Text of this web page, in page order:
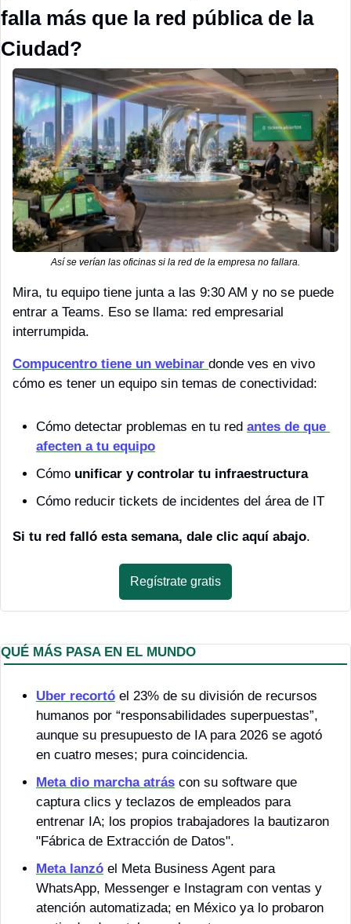
falla más que la red pública de la
Ciudad?
Así se verían las oficinas si la red de la empresa no fallara.
Mira, tu equipo tiene junta a las 9:30 AM y no se puede
entrar a Teams. Eso se llama: red empresarial
interrumpida.
Compucentro tiene un webinar donde ves en vivo
cómo es tener un equipo sin temas de conectividad:
Cómo detectar problemas en tu red antes de que
afecten a tu equipo
Cómo unificar y controlar tu infraestructura
Cómo reducir tickets de incidentes del área de IT
Si tu red falló esta semana, dale clic aquí abajo.
Regístrate gratis
QUÉ MÁS PASA EN EL MUNDO
Uber recortó el 23% de su división de recursos
humanos por “responsabilidades superpuestas”,
aunque su presupuesto de IA para 2026 se agotó
en cuatro meses; pura coincidencia.
Meta dio marcha atrás con su software que
captura clics y teclazos de empleados para
entrenar IA; los propios trabajadores la bautizaron
"Fábrica de Extracción de Datos".
Meta lanzó el Meta Business Agent para
WhatsApp, Messenger e Instagram con ventas y
atención automatizada; en México ya lo probaron